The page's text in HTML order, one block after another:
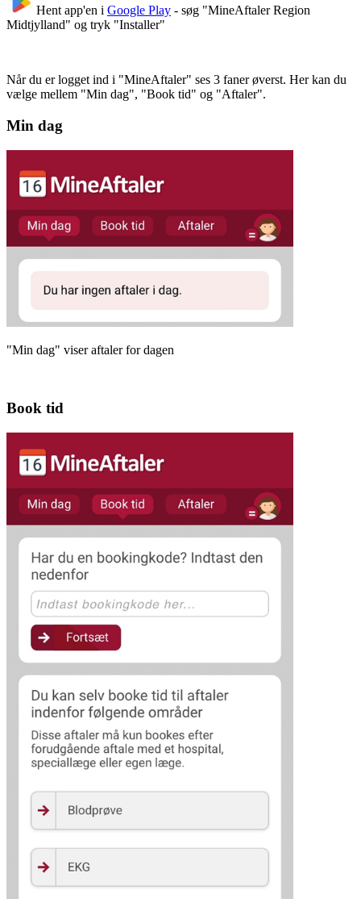
Hent app'en i Google Play - søg "MineAftaler Region
Midtjylland" og tryk "Installer"
Når du er logget ind i "MineAftaler" ses 3 faner øverst. Her kan du
vælge mellem "Min dag", "Book tid" og "Aftaler".
Min dag
"Min dag" viser aftaler for dagen
Book tid